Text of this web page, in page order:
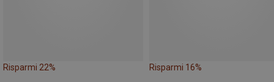
Risparmi 22% Risparmi 16%